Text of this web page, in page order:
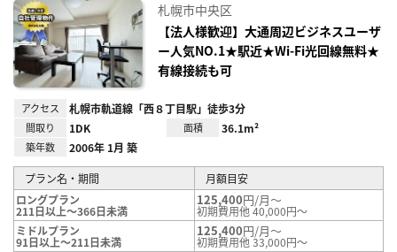
録
札幌市中央区
【法人様歓迎】大通周辺ビジネスユーザ
ー人気NO.1★駅近★Wi-Fi光回線無料★
有線接続も可
アクセス 札幌市軌道線「西８丁目駅」徒歩3分
間取り 1DK 面積 36.1m²
築年数 2006年 1月 築
プラン名・期間
月額目安
ロングプラン
211日以上～366日未満
125,400円/月～
初期費用他 40,000円～
ミドルプラン
91日以上～211日未満
125,400円/月～
初期費用他 33,000円～